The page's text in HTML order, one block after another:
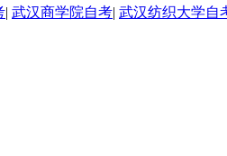
| 武汉商学院自考| 武汉纺织大学自